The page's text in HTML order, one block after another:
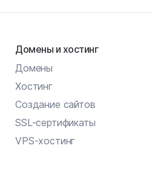
Домены и хостинг
Домены
Хостинг
Создание сайтов
SSL-сертификаты
VPS-хостинг